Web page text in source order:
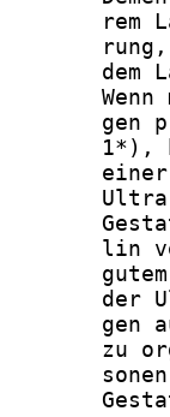
rem
dem
Wenn
gen
1*),
lin
der
gen
zu